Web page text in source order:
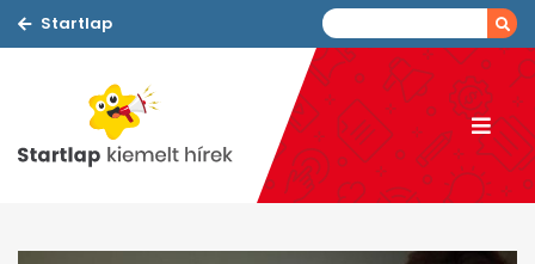
Startlap